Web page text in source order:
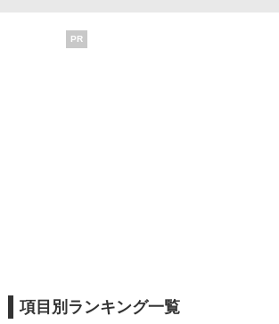
PR
項目別ランキング一覧